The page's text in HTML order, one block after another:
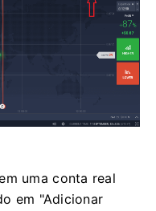
uma conta real
em "Adicionar